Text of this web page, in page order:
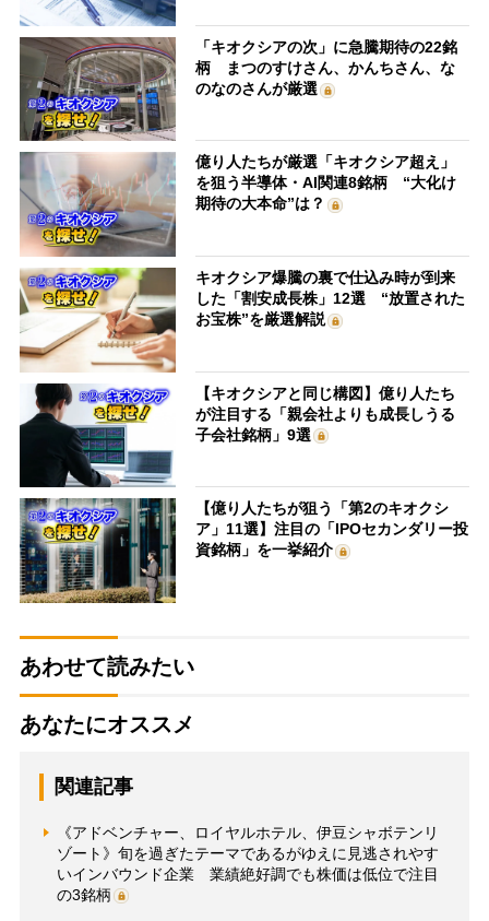
「キオクシアの次」に急騰期待の22銘
柄 まつのすけさん、かんちさん、な
のなのさんが厳選
億り人たちが厳選「キオクシア超え」
を狙う半導体・AI関連8銘柄 “大化け
期待の大本命”は？
キオクシア爆騰の裏で仕込み時が到来
した「割安成長株」12選 “放置された
お宝株”を厳選解説
【キオクシアと同じ構図】億り人たち
が注目する「親会社よりも成長しうる
子会社銘柄」9選
【億り人たちが狙う「第2のキオクシ
ア」11選】注目の「IPOセカンダリー投
資銘柄」を一挙紹介
あわせて読みたい
あなたにオススメ
関連記事
《アドベンチャー、ロイヤルホテル、伊豆シャボテンリ
ゾート》旬を過ぎたテーマであるがゆえに見逃されやす
いインバウンド企業 業績絶好調でも株価は低位で注目
の3銘柄